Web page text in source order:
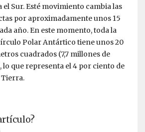
el Sur. Esté movimiento cambia las
por aproximadamente unos 15
año. En este momento, toda la
Polar Antártico tiene unos 20
cuadrados (7,7 millones de
lo que representa el 4 por ciento de
Tierra.